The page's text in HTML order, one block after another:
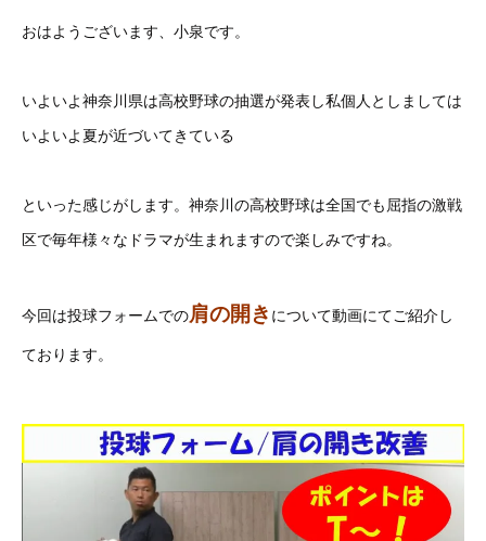
おはようございます、小泉です。
いよいよ神奈川県は高校野球の抽選が発表し私個人としましては
いよいよ夏が近づいてきている
といった感じがします。神奈川の高校野球は全国でも屈指の激戦
区で毎年様々なドラマが生まれますので楽しみですね。
今回は投球フォームでの肩の開き について動画にてご紹介し
ております。